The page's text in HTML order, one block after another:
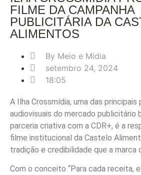
FILME DA CAMPANHA
PUBLICITÁRIA DA
ALIMENTOS
By Meio e Midia
setembro 24, 2024
18:05
A Ilha Crossmídia, uma das
audiovisuais do mercado publicitário
parceria criativa com a CDR+, é a
filme institucional da Castelo
tradição e credibilidade que a marca
Com o conceito “Para cada receita,